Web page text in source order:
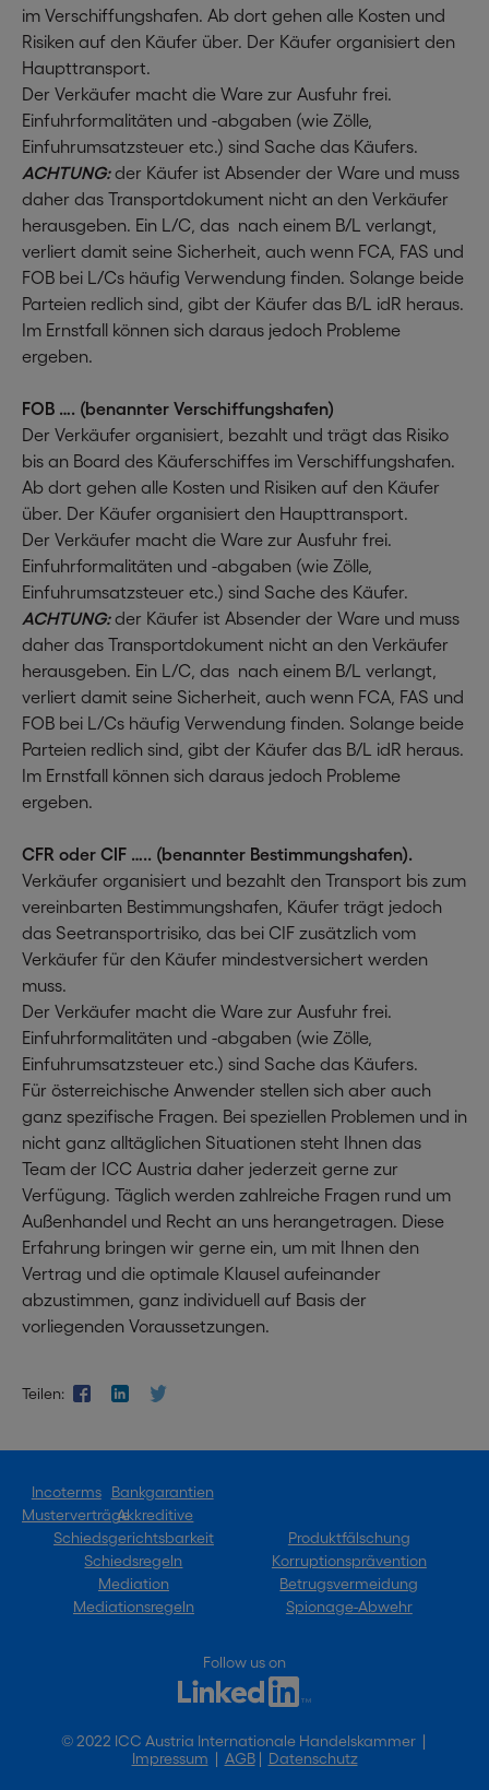
im Verschiffungshafen. Ab dort gehen alle Kosten und
Risiken auf den Käufer über. Der Käufer organisiert den
Haupttransport.
Der Verkäufer macht die Ware zur Ausfuhr frei.
Einfuhrformalitäten und -abgaben (wie Zölle,
Einfuhrumsatzsteuer etc.) sind Sache das Käufers.
ACHTUNG:der Käufer ist Absender der Ware und muss
daher das Transportdokument nicht an den Verkäufer
herausgeben. Ein L/C, das nach einem B/L verlangt,
verliert damit seine Sicherheit, auch wenn FCA, FAS und
FOB bei L/Cs häufig Verwendung finden. Solange beide
Parteien redlich sind, gibt der Käufer das B/L idR heraus.
Im Ernstfall können sich daraus jedoch Probleme
ergeben.
FOB …. (benannter Verschiffungshafen)
Der Verkäufer organisiert, bezahlt und trägt das Risiko
bis an Board des Käuferschiffes im Verschiffungshafen.
Ab dort gehen alle Kosten und Risiken auf den Käufer
über. Der Käufer organisiert den Haupttransport.
Der Verkäufer macht die Ware zur Ausfuhr frei.
Einfuhrformalitäten und -abgaben (wie Zölle,
Einfuhrumsatzsteuer etc.) sind Sache des Käufer.
ACHTUNG:der Käufer ist Absender der Ware und muss
daher das Transportdokument nicht an den Verkäufer
herausgeben. Ein L/C, das nach einem B/L verlangt,
verliert damit seine Sicherheit, auch wenn FCA, FAS und
FOB bei L/Cs häufig Verwendung finden. Solange beide
Parteien redlich sind, gibt der Käufer das B/L idR heraus.
Im Ernstfall können sich daraus jedoch Probleme
ergeben.
CFR oder CIF ….. (benannter Bestimmungshafen).
Verkäufer organisiert und bezahlt den Transport bis zum
vereinbarten Bestimmungshafen, Käufer trägt jedoch
das Seetransportrisiko, das bei CIF zusätzlich vom
Verkäufer für den Käufer mindestversichert werden
muss.
Der Verkäufer macht die Ware zur Ausfuhr frei.
Einfuhrformalitäten und -abgaben (wie Zölle,
Einfuhrumsatzsteuer etc.) sind Sache das Käufers.
Für österreichische Anwender stellen sich aber auch
ganz spezifische Fragen. Bei speziellen Problemen und in
nicht ganz alltäglichen Situationen steht Ihnen das
Team der ICC Austria daher jederzeit gerne zur
Verfügung. Täglich werden zahlreiche Fragen rund um
Außenhandel und Recht an uns herangetragen. Diese
Erfahrung bringen wir gerne ein, um mit Ihnen den
Vertrag und die optimale Klausel aufeinander
abzustimmen, ganz individuell auf Basis der
vorliegenden Voraussetzungen.
Teilen:
Incoterms
Musterverträge
Bankgarantien
Akkreditive
Schiedsgerichtsbarkeit
Schiedsregeln
Mediation
Mediationsregeln
Produktfälschung
Korruptionsprävention
Betrugsvermeidung
Spionage-Abwehr
Follow us on
© 2022 ICC Austria Internationale Handelskammer |
Impressum | AGB| Datenschutz